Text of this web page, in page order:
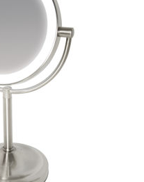
Aðgerðarfatnaður
Brjóstaaðgerðir
Þrýstingsvörur